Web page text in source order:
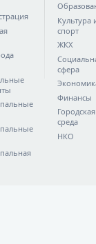
Культура
спорт
ЖКХ
сфера
Финансы
Городская
среда
НКО